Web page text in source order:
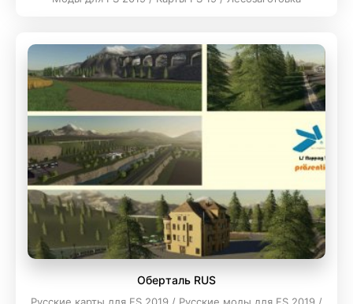
Оберталь RUS